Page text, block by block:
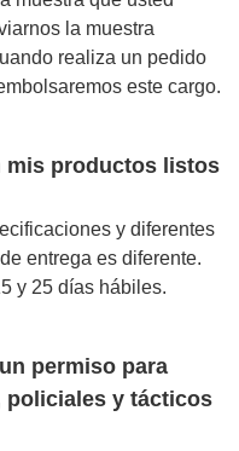
la muestra
realiza un pedido
este cargo.
mis productos listos
y diferentes
entrega es diferente.
y 25 días hábiles.
permiso para
y tácticos